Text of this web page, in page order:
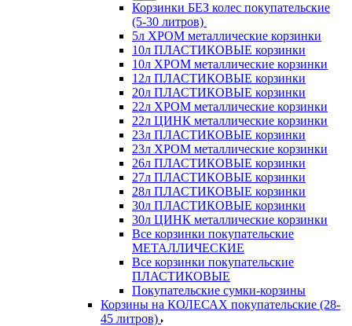
Корзинки БЕЗ колес покупательские
(5-30 литров)
5л ХРОМ металлические корзинки
10л ПЛАСТИКОВЫЕ корзинки
10л ХРОМ металлические корзинки
12л ПЛАСТИКОВЫЕ корзинки
20л ПЛАСТИКОВЫЕ корзинки
22л ХРОМ металлические корзинки
22л ЦИНК металлические корзинки
23л ПЛАСТИКОВЫЕ корзинки
23л ХРОМ металлические корзинки
26л ПЛАСТИКОВЫЕ корзинки
27л ПЛАСТИКОВЫЕ корзинки
28л ПЛАСТИКОВЫЕ корзинки
30л ПЛАСТИКОВЫЕ корзинки
30л ЦИНК металлические корзинки
Все корзинки покупательские
МЕТАЛЛИЧЕСКИЕ
Все корзинки покупательские
ПЛАСТИКОВЫЕ
Покупательские сумки-корзины
Корзины на КОЛЕСАХ покупательские (28-
45 литров)